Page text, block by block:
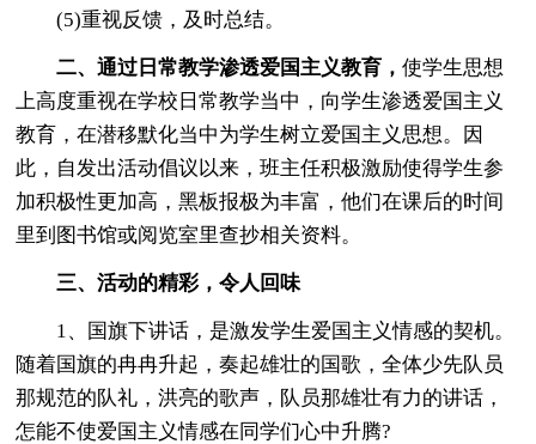
(5)重视反馈，及时总结。
二、通过日常教学渗透爱国主义教育，使学生思想
上高度重视在学校日常教学当中，向学生渗透爱国主义
教育，在潜移默化当中为学生树立爱国主义思想。因
此，自发出活动倡议以来，班主任积极激励使得学生参
加积极性更加高，黑板报极为丰富，他们在课后的时间
里到图书馆或阅览室里查抄相关资料。
三、活动的精彩，令人回味
1、国旗下讲话，是激发学生爱国主义情感的契机。
随着国旗的冉冉升起，奏起雄壮的国歌，全体少先队员
那规范的队礼，洪亮的歌声，队员那雄壮有力的讲话，
怎能不使爱国主义情感在同学们心中升腾?